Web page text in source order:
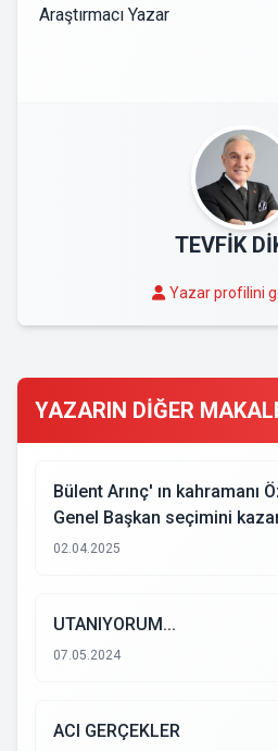
Araştırmacı Yazar
TEVFİK
Yazar profilini
YAZARIN DİĞER
Bülent Arınç' ın kahramanı
Genel Başkan seçimini
02.04.2025
UTANIYORUM...
07.05.2024
ACI GERÇEKLER